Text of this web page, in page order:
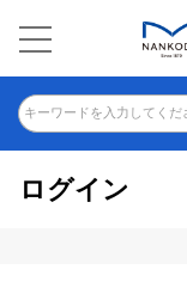
キーワードを入力してくだ
ログイン